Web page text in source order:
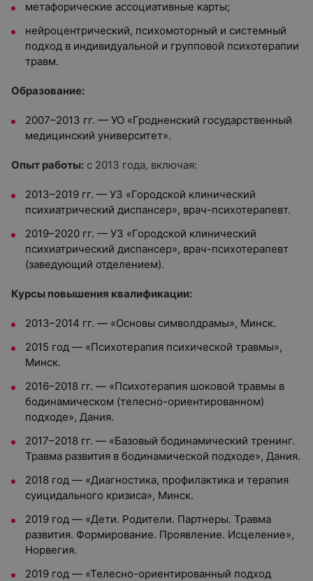
метафорические ассоциативные карты;
нейроцентрический, психомоторный и системный
подход в индивидуальной и групповой психотерапии
травм.
Образование:
2007–2013 гг. — УО «Гродненский государственный
медицинский университет».
Опыт работы: с 2013 года, включая:
2013–2019 гг. — УЗ «Городской клинический
психиатрический диспансер», врач-психотерапевт.
2019–2020 гг. — УЗ «Городской клинический
психиатрический диспансер», врач-психотерапевт
(заведующий отделением).
Курсы повышения квалификации:
2013–2014 гг. — «Основы символдрамы», Минск.
2015 год — «Психотерапия психической травмы»,
Минск.
2016–2018 гг. — «Психотерапия шоковой травмы в
бодинамическом (телесно-ориентированном)
подходе», Дания.
2017–2018 гг. — «Базовый бодинамический тренинг.
Травма развития в бодинамической подходе», Дания.
2018 год — «Диагностика, профилактика и терапия
суицидального кризиса», Минск.
2019 год — «Дети. Родители. Партнеры. Травма
развития. Формирование. Проявление. Исцеление»,
Норвегия.
2019 год — «Телесно-ориентированный подход